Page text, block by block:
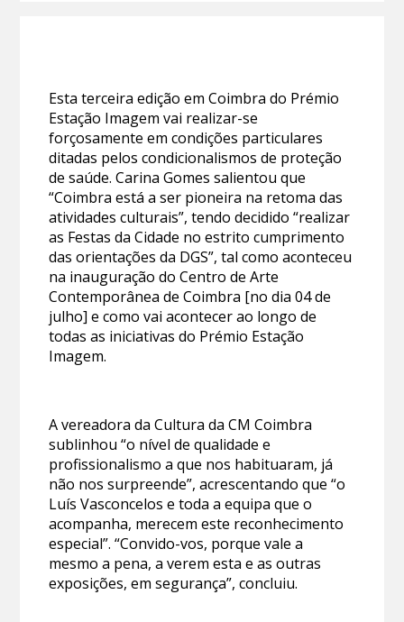
Esta terceira edição em Coimbra do Prémio
Estação Imagem vai realizar-se
forçosamente em condições particulares
ditadas pelos condicionalismos de proteção
de saúde. Carina Gomes salientou que
“Coimbra está a ser pioneira na retoma das
atividades culturais”, tendo decidido “realizar
as Festas da Cidade no estrito cumprimento
das orientações da DGS”, tal como aconteceu
na inauguração do Centro de Arte
Contemporânea de Coimbra [no dia 04 de
julho] e como vai acontecer ao longo de
todas as iniciativas do Prémio Estação
Imagem.
A vereadora da Cultura da CM Coimbra
sublinhou “o nível de qualidade e
profissionalismo a que nos habituaram, já
não nos surpreende”, acrescentando que “o
Luís Vasconcelos e toda a equipa que o
acompanha, merecem este reconhecimento
especial”. “Convido-vos, porque vale a
mesmo a pena, a verem esta e as outras
exposições, em segurança”, concluiu.